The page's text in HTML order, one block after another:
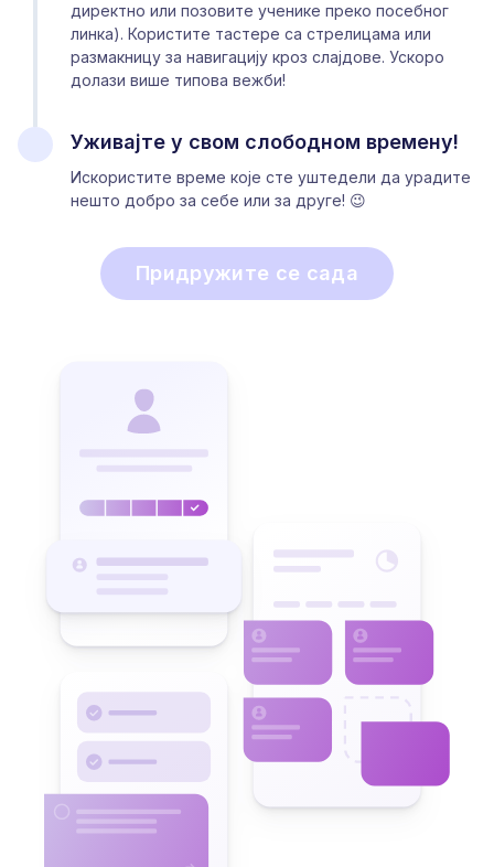
директно или позовите ученике преко посебног
линка). Користите тастере са стрелицама или
размакницу за навигацију кроз слајдове. Ускоро
долази више типова вежби!
Уживајте у свом слободном времену!
Искористите време које сте уштедели да урадите
нешто добро за себе или за друге! 😉
Придружите се сада